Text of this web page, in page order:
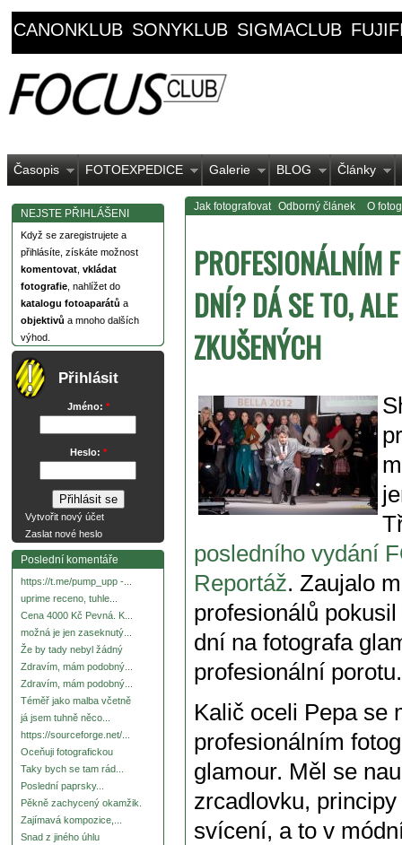
CANONKLUB SONYKLUB SIGMACLUB
Časopis FOTOEXPEDICE Galerie BLOG Články
NEJSTE PŘIHLÁŠENI
Když se zaregistrujete a
přihlásíte, získáte možnost
komentovat vkládat
fotografie , nahlížet do
katalogu fotoaparátů a
objektivů a mnoho dalších
výhod.
Přihlásit
Jméno: *
Heslo: *
Vytvořit nový účet
Zaslat nové heslo
Poslední komentáře
https://t.me/pump_upp -...
uprime receno, tuhle...
Cena 4000 Kč Pevná. K...
možná je jen zaseknutý...
Že by tady nebyl žádný
Zdravím, mám podobný...
Zdravím, mám podobný...
Téměř jako malba včetně
já jsem tuhně něco...
https://sourceforge.net/...
Oceňuji fotografickou
Taky bych se tam rád...
Poslední paprsky...
Pěkně zachycený okamžik.
Zajímavá kompozice,...
Snad z jiného úhlu
Jak fotografovat Odborný článek O
PROFESIONÁLNÍM
DNÍ? DÁ SE TO,
ZKUŠENÝCH
posledního vydání
Reportáž. Zaujalo
profesionálů
dní na fotografa
profesionální porotu.
Kalič oceli Pepa se
profesionálním
glamour. Měl se
zrcadlovku,
svícení, a to v